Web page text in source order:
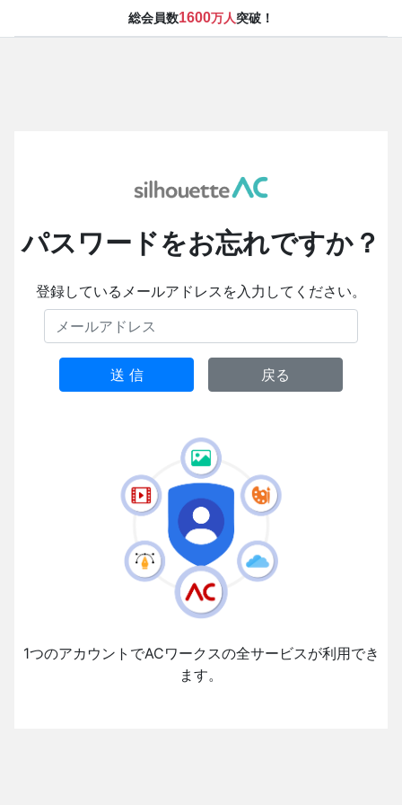
総会員数1600万人突破！
パスワードをお忘れですか？
登録しているメールアドレスを入力してください。
送 信 戻る
1つのアカウントでACワークスの全サービスが利用でき
ます。